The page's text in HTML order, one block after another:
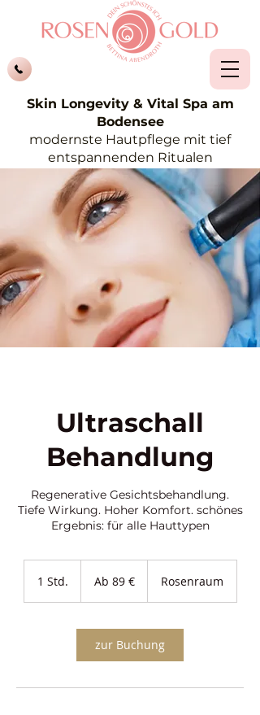
Skin Longevity & Vital Spa am
Bodensee
modernste Hautpflege mit tief
entspannenden Ritualen
Ultraschall
Behandlung
Regenerative Gesichtsbehandlung.
Tiefe Wirkung. Hoher Komfort. schönes
Ergebnis: für alle Hauttypen
1 Std.
EuroAb 89 € Rosenraum
zur Buchung